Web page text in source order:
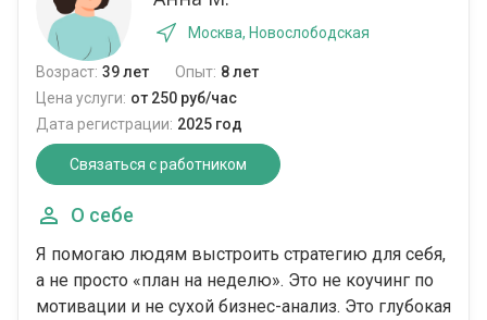
Москва, Новослободская
Возраст: 39 лет Опыт: 8 лет
Цена услуги: от 250 руб/час
Дата регистрации: 2025 год
Связаться с работником
О себе
Я помогаю людям выстроить стратегию для себя,
а не просто «план на неделю». Это не коучинг по
мотивации и не сухой бизнес-анализ. Это глубокая